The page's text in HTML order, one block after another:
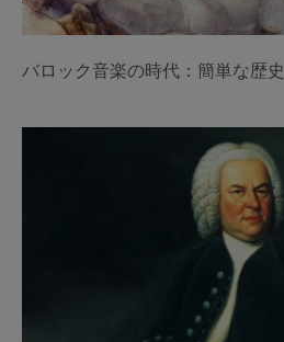
バロック音楽の時代：簡単な歴史